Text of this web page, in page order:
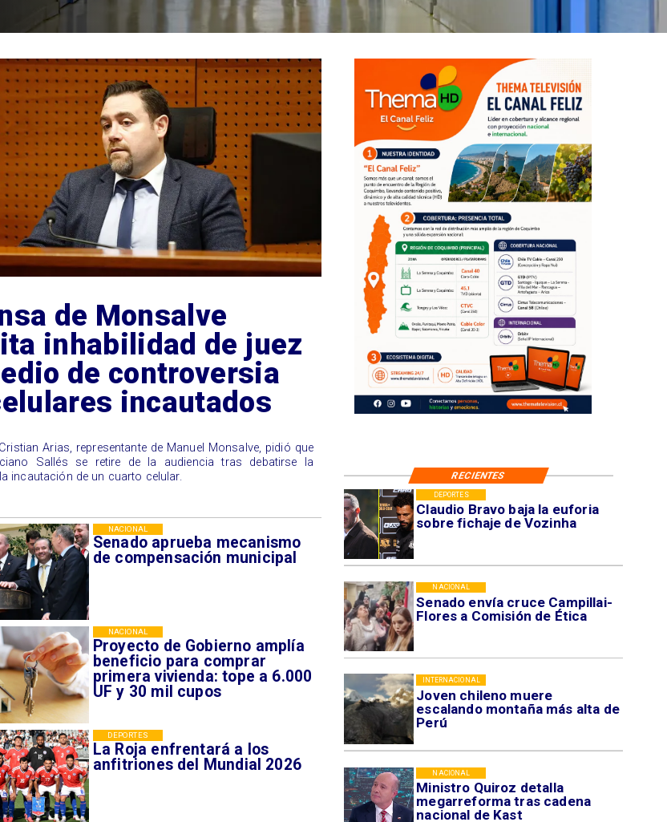
Claudio Bravo baja la euforia
sobre fichaje de Vozinha
DEPORTES
Senado envía cruce Campillai-
Flores a Comisión de Ética
NACIONAL
Joven chileno muere
escalando montaña más alta de
Perú
INTERNACIONAL
Ministro Quiroz detalla
megarreforma tras cadena
nacional de Kast
NACIONAL
Senado aprueba mecanismo
de compensación municipal
NACIONAL
Proyecto de Gobierno amplía
beneficio para comprar
primera vivienda: tope a 6.000
UF y 30 mil cupos
NACIONAL
La Roja enfrentará a los
anfitriones del Mundial 2026
DEPORTES
de Monsalve
inhabilidad de juez
de controversia
incautados
Arias, representante de Manuel Monsalve, pidió que
Sallés se retire de la audiencia tras debatirse la
incautación de un cuarto celular.
RECIENTES